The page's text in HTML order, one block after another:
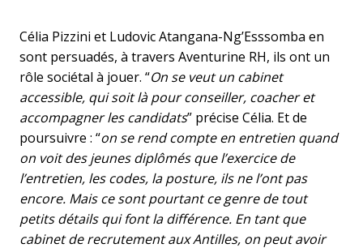
Célia Pizzini et Ludovic Atangana-Ng’Esssomba en
sont persuadés, à travers Aventurine RH, ils ont un
rôle sociétal à jouer. “On se veut un cabinet
accessible, qui soit là pour conseiller, coacher et
accompagner les candidats” précise Célia. Et de
poursuivre : “on se rend compte en entretien quand
on voit des jeunes diplômés que l’exercice de
l’entretien, les codes, la posture, ils ne l’ont pas
encore. Mais ce sont pourtant ce genre de tout
petits détails qui font la différence. En tant que
cabinet de recrutement aux Antilles, on peut avoir